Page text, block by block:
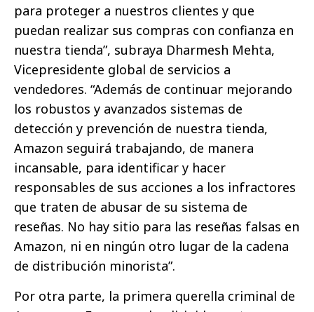
para proteger a nuestros clientes y que
puedan realizar sus compras con confianza en
nuestra tienda”, subraya Dharmesh Mehta,
Vicepresidente global de servicios a
vendedores. “Además de continuar mejorando
los robustos y avanzados sistemas de
detección y prevención de nuestra tienda,
Amazon seguirá trabajando, de manera
incansable, para identificar y hacer
responsables de sus acciones a los infractores
que traten de abusar de su sistema de
reseñas. No hay sitio para las reseñas falsas en
Amazon, ni en ningún otro lugar de la cadena
de distribución minorista”.
Por otra parte, la primera querella criminal de